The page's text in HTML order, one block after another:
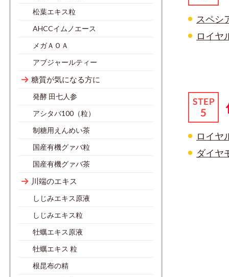
スペシ
ロイヤ
ロイヤ
ダイヤ
松葉エキス粒
AHCCイムノエース
メガＡＯＡ
アブジャールティー
糖質が気になる方に
発酵 田七人参
アシタバ100（粒）
制糖用えんめい茶
国産有機グァバ粒
国産有機グァバ茶
川端のエキス
しじみエキス原液
しじみエキス粒
牡蠣エキス原液
牡蠣エキス 粒
根昆布の精